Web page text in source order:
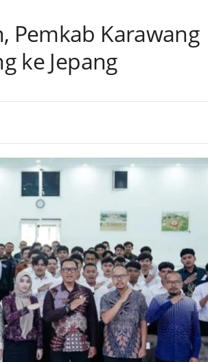
Pemkab Karawang
ke Jepang